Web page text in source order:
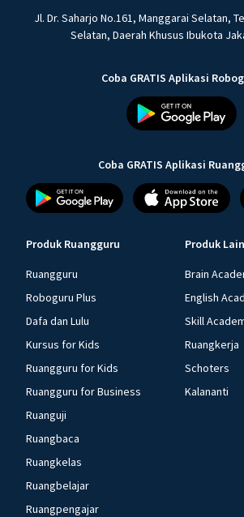
Jl. Dr. Saharjo No.161, Manggarai Selatan,
Selatan, Daerah Khusus Ibukota
Coba GRATIS Aplikasi
Coba GRATIS Aplikasi
Produk Ruangguru
Ruangguru
Roboguru Plus
Dafa dan Lulu
Kursus for Kids
Ruangguru for Kids
Ruangguru for Business
Ruanguji
Ruangbaca
Ruangkelas
Ruangbelajar
Ruangpengajar
Produk
Brain
English
Skill
Ruangkerja
Schoters
Kalananti